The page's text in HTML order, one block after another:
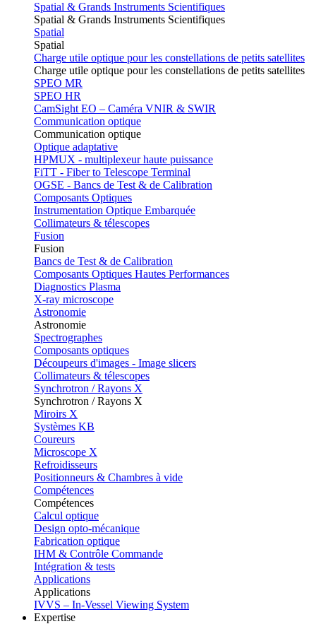
Spatial & Grands Instruments Scientifiques
Spatial & Grands Instruments Scientifiques
Spatial
Spatial
Charge utile optique pour les constellations de petits satellites
Charge utile optique pour les constellations de petits satellites
SPEO MR
SPEO HR
CamSight EO – Caméra VNIR & SWIR
Communication optique
Communication optique
Optique adaptative
HPMUX - multiplexeur haute puissance
FiTT - Fiber to Telescope Terminal
OGSE - Bancs de Test & de Calibration
Composants Optiques
Instrumentation Optique Embarquée
Collimateurs & télescopes
Fusion
Fusion
Bancs de Test & de Calibration
Composants Optiques Hautes Performances
Diagnostics Plasma
X-ray microscope
Astronomie
Astronomie
Spectrographes
Composants optiques
Découpeurs d'images - Image slicers
Collimateurs & télescopes
Synchrotron / Rayons X
Synchrotron / Rayons X
Miroirs X
Systèmes KB
Coureurs
Microscope X
Refroidisseurs
Positionneurs & Chambres à vide
Compétences
Compétences
Calcul optique
Design opto-mécanique
Fabrication optique
IHM & Contrôle Commande
Intégration & tests
Applications
Applications
IVVS – In-Vessel Viewing System
Expertise